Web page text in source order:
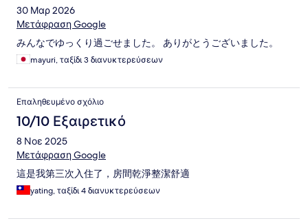
30 Μαρ 2026
Μετάφραση Google
みんなでゆっくり過ごせました。 ありがとうございました。
mayuri, ταξίδι 3 διανυκτερεύσεων
Επαληθευμένο σχόλιο
10/10 Εξαιρετικό
8 Νοε 2025
Μετάφραση Google
這是我第三次入住了，房間乾淨整潔舒適
yating, ταξίδι 4 διανυκτερεύσεων